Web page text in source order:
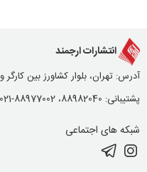
انتشارات ارجمند
آدرس: تهران، بلوار کشاورز بین کارگر و 16 آذر پلاک 292
پشتیبانی: 88982040، 88977002-021، 88982030-021، 88975190-021
شبکه های اجتماعی